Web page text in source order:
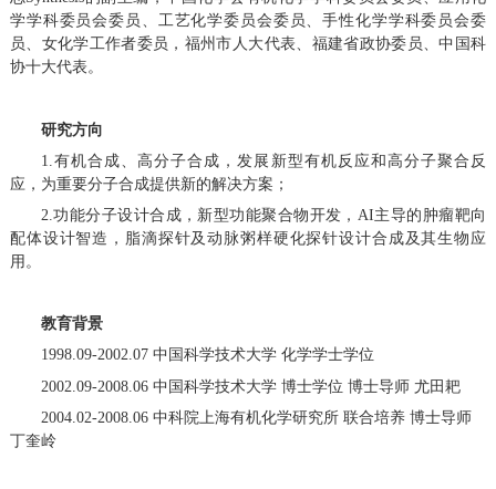
学学科委员会委员、工艺化学委员会委员、手性化学学科委员会委
员、女化学工作者委员，福州市人大代表、福建省政协委员、中国科
协十大代表。
研究方向
1. 有机合成、高分子合成，发展新型有机反应和高分子聚合反
应，为重要分子合成提供新的解决方案；
2.功能分子设计合成，新型功能聚合物开发， AI主导的肿瘤靶向
配体设计智造，脂滴探针及动脉粥样硬化探针设计合成及其生物应
用。
教育背景
1998.09-2002.07 中国科学技术大学 化学学士学位
2002.09-2008.06 中国科学技术大学 博士学位 博士导师 尤田耙
2004.02-2008.06 中科院上海有机化学研究所 联合培养 博士导师
丁奎岭